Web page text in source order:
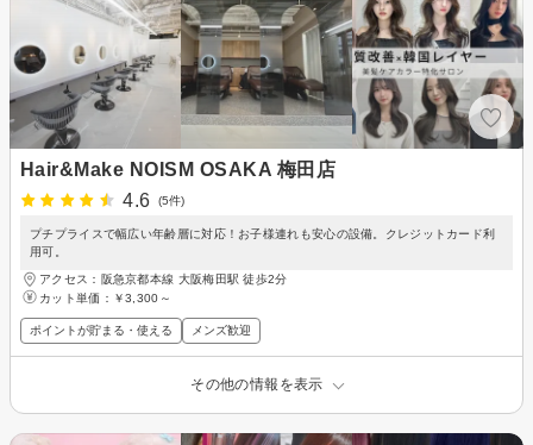
Hair&Make NOISM OSAKA 梅田店
4.6
(5件)
プチプライスで幅広い年齢層に対応！お子様連れも安心の設備。クレジットカード利
用可。
アクセス：阪急京都本線 大阪梅田駅 徒歩2分
カット単価： ￥3,300～
ポイントが貯まる・使える メンズ歓迎
その他の情報を表示